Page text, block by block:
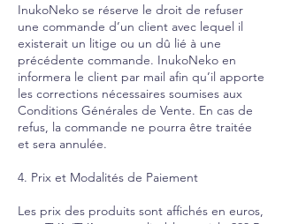
InukoNeko se réserve le droit de refuser
une commande d’un client avec lequel il
existerait un litige ou un dû lié à une
précédente commande. InukoNeko en
informera le client par mail afin qu’il apporte
les corrections nécessaires soumises aux
Conditions Générales de Vente. En cas de
refus, la commande ne pourra être traitée
et sera annulée.
4. Prix et Modalités de Paiement
Les prix des produits sont affichés en euros,